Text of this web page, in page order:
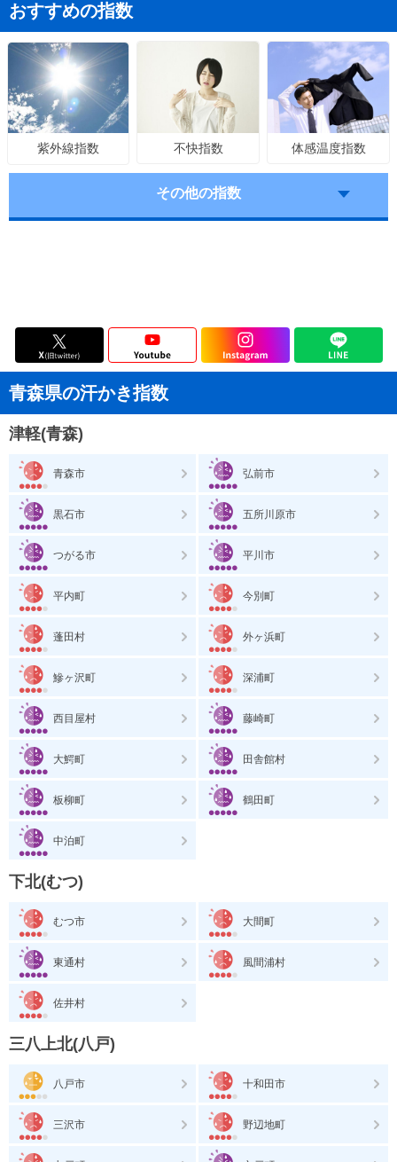
おすすめの指数
紫外線指数 不快指数 体感温度指数
その他の指数
青森県の汗かき指数
津軽(青森)
青森市 弘前市
黒石市 五所川原市
つがる市 平川市
平内町 今別町
蓬田村 外ヶ浜町
鰺ヶ沢町 深浦町
西目屋村 藤崎町
大鰐町 田舎館村
板柳町 鶴田町
中泊町
下北(むつ)
むつ市 大間町
東通村 風間浦村
佐井村
三八上北(八戸)
八戸市 十和田市
三沢市 野辺地町